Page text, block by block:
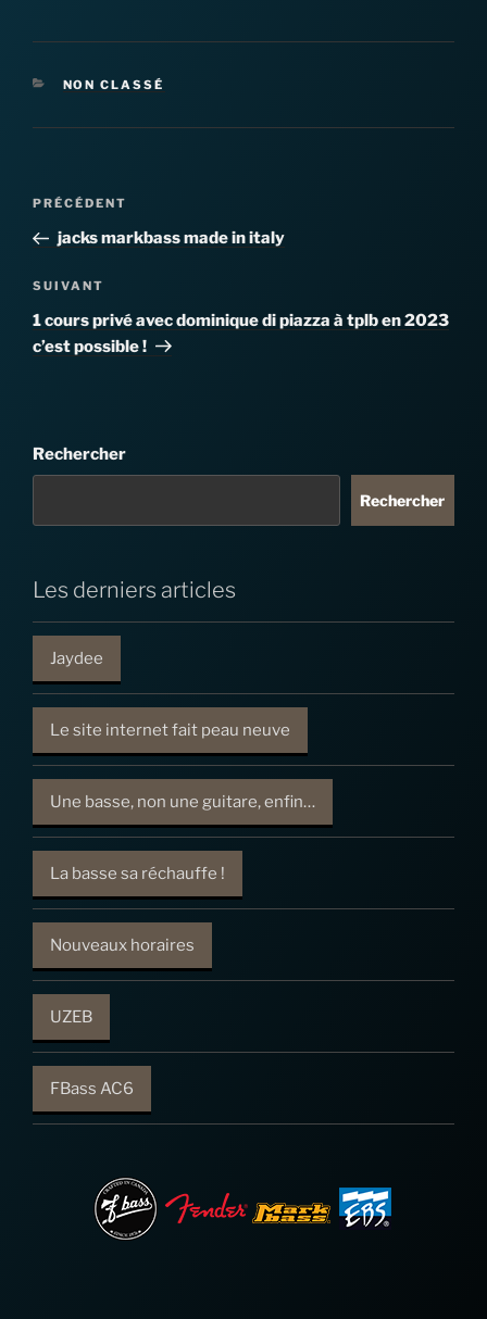
CATÉGORIES
NON CLASSÉ
Navigation
l’article
Article
précédent
PRÉCÉDENT
jacks markbass made in italy
Article
suivant
SUIVANT
1 cours privé avec dominique di piazza à tplb en 2023
c’est possible !
Rechercher
Rechercher
Les derniers articles
Jaydee
Le site internet fait peau neuve
Une basse, non une guitare, enfin…
La basse sa réchauffe !
Nouveaux horaires
UZEB
FBass AC6